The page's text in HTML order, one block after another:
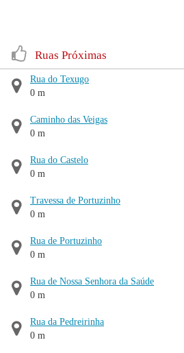
Ruas Próximas
Rua do Texugo
0 m
Caminho das Veigas
0 m
Rua do Castelo
0 m
Travessa de Portuzinho
0 m
Rua de Portuzinho
0 m
Rua de Nossa Senhora da Saúde
0 m
Rua da Pedreirinha
0 m